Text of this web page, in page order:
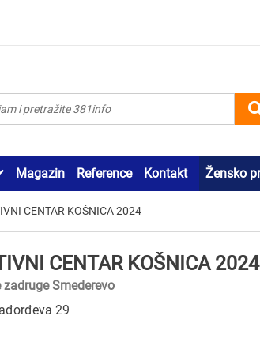
Magazin Reference Kontakt Žensko
CENTAR KOŠNICA 2024
CENTAR KOŠNICA 2024
Smederevo
29